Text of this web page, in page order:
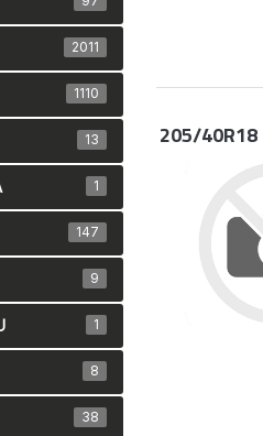
205/40R18
2011
1110
13
1
147
9
1
8
38